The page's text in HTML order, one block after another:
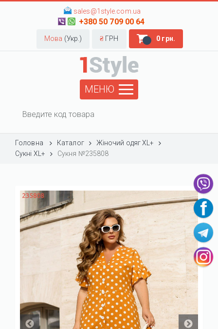
sales@1style.com.ua
+380 50 709 00 64
Мова (Укр.) ₴ ГРН 0 грн.
МЕНЮ
Головна Каталог
Жіночий одяг XL+
Сукні XL+
Сукня №235808